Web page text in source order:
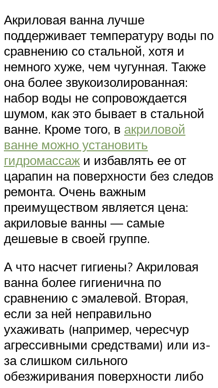
Акриловая ванна лучше
поддерживает температуру воды по
сравнению со стальной, хотя и
немного хуже, чем чугунная. Также
она более звукоизолированная:
набор воды не сопровождается
шумом, как это бывает в стальной
ванне. Кроме того, в акриловой
ванне можно установить
гидромассаж и избавлять ее от
царапин на поверхности без следов
ремонта. Очень важным
преимуществом является цена:
акриловые ванны — самые
дешевые в своей группе.
А что насчет гигиены? Акриловая
ванна более гигиенична по
сравнению с эмалевой. Вторая,
если за ней неправильно
ухаживать (например, чересчур
агрессивными средствами) или из-
за слишком сильного
обезжиривания поверхности либо